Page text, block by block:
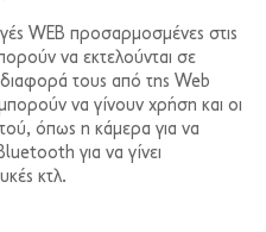
WEB προσαρμοσμένες στις
να εκτελούνται σε
τους από της Web
να γίνουν χρήση και οι
όπως η κάμερα για να
για να γίνει
κτλ.